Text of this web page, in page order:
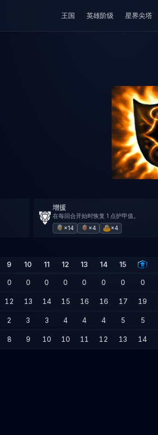
王国 英雄阶级 星界尖塔
增援
在每回合开始时恢复 1 点护甲值。
×14
×4 ×4
9 10 11 12 13 14 15
0 0 0 0 0 0 0 0
12 13 14 15 16 16 17 19
2 3 3 4 4 4 5 5
8 9 10 10 11 12 13 14